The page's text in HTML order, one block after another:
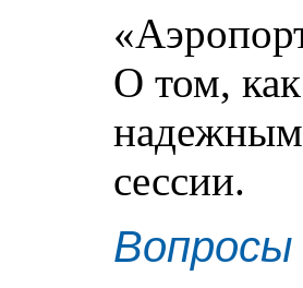
О том,
надежным
сессии.
Вопросы